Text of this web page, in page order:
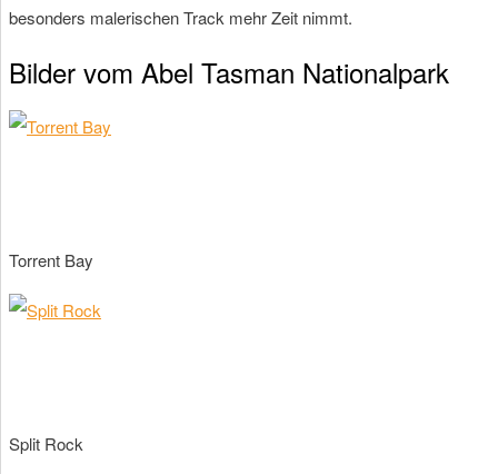
besonders malerischen Track mehr Zeit nimmt.
Bilder vom Abel Tasman Nationalpark
Torrent Bay
Split Rock